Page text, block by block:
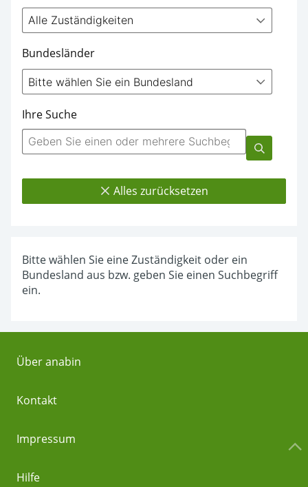
Bundesländer
Ihre Suche
Alles zurücksetzen
Bitte wählen Sie eine Zuständigkeit oder ein
Bundesland aus bzw. geben Sie einen Suchbegriff
ein.
Über anabin
Kontakt
Impressum
Hilfe